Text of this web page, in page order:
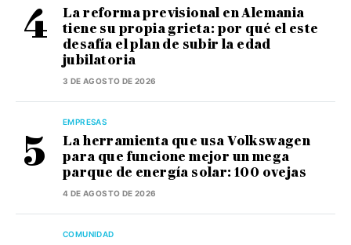
La reforma previsional en Alemania
tiene su propia grieta: por qué el este
desafía el plan de subir la edad
jubilatoria
3 DE AGOSTO DE 2026
EMPRESAS
La herramienta que usa Volkswagen
para que funcione mejor un mega
parque de energía solar: 100 ovejas
4 DE AGOSTO DE 2026
COMUNIDAD